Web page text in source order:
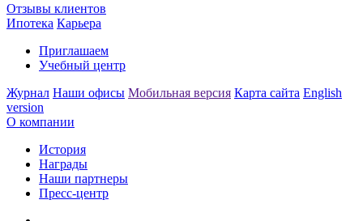
Отзывы клиентов
Ипотека Карьера
Приглашаем
Учебный центр
Журнал Наши офисы Мобильная версия Карта сайта English
version
О компании
История
Награды
Наши партнеры
Пресс-центр